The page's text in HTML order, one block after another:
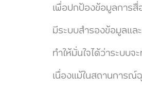
เพื่อปกป้องข้อมูลการ
มีระบบสำรองข้อมูลแ
ทำให้มั่นใจได้ว่าระบบจ
เนื่องแม้ในสถานการณ์